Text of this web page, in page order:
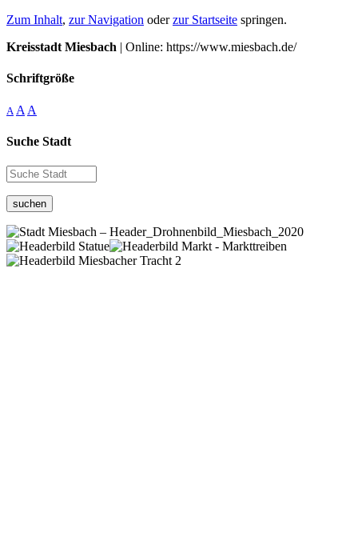
Zum Inhalt, zur Navigation oderzur Startseite springen.
Kreisstadt Miesbach | Online: https://www.miesbach.de/
Schriftgröße
A A A
Suche Stadt
suchen